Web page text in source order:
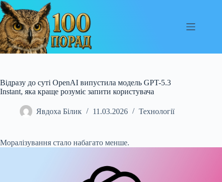
Перейти
до
вмісту
Відразу до суті OpenAI випустила модель GPT-5.3
Instant, яка краще розуміє запити користувача
Явдоха Білик 11.03.2026 Технології
Моралізування стало набагато менше.